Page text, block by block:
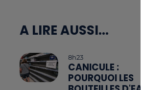
A LIRE AUSSI...
8h23
CANICULE :
POURQUOI LES